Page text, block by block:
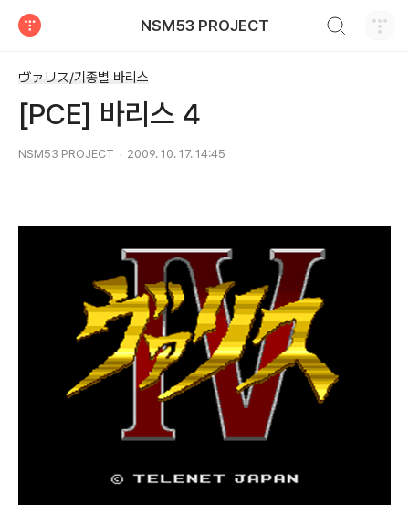
NSM53 PROJECT
ヴァリス/기종별 바리스
[PCE] 바리스 4
NSM53 PROJECT 2009. 10. 17. 14:45